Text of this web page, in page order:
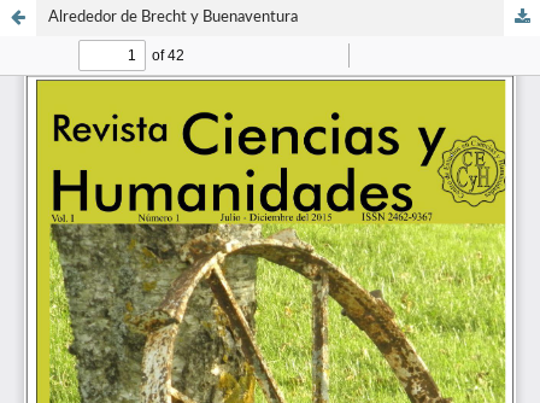
Alrededor de Brecht y Buenaventura